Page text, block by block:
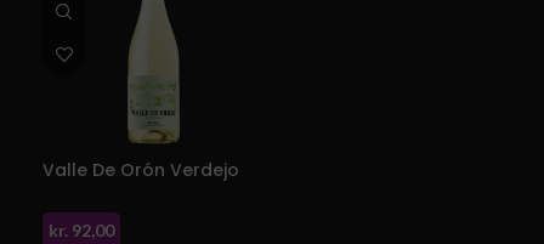
Valle De Orón Verdejo
kr. 92,00